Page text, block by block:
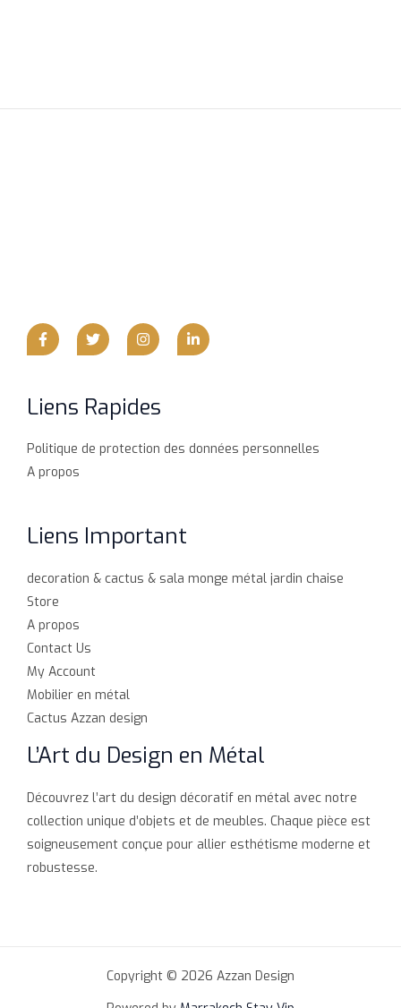
Liens Rapides
Politique de protection des données personnelles
A propos
Liens Important
decoration & cactus & sala monge métal jardin chaise
Store
A propos
Contact Us
My Account
Mobilier en métal
Cactus Azzan design
L’Art du Design en Métal
Découvrez l’art du design décoratif en métal avec notre
collection unique d’objets et de meubles. Chaque pièce est
soigneusement conçue pour allier esthétisme moderne et
robustesse.
Copyright © 2026 Azzan Design